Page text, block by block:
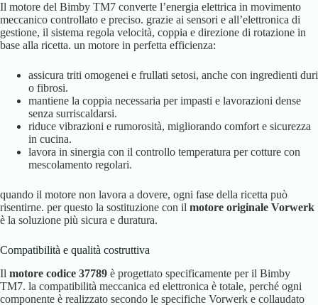
Il motore del Bimby TM7 converte l’energia elettrica in movimento
meccanico controllato e preciso. grazie ai sensori e all’elettronica di
gestione, il sistema regola velocità, coppia e direzione di rotazione in
base alla ricetta. un motore in perfetta efficienza:
assicura triti omogenei e frullati setosi, anche con ingredienti duri
o fibrosi.
mantiene la coppia necessaria per impasti e lavorazioni dense
senza surriscaldarsi.
riduce vibrazioni e rumorosità, migliorando comfort e sicurezza
in cucina.
lavora in sinergia con il controllo temperatura per cotture con
mescolamento regolari.
quando il motore non lavora a dovere, ogni fase della ricetta può
risentirne. per questo la sostituzione con il motore originale Vorwerk
è la soluzione più sicura e duratura.
Compatibilità e qualità costruttiva
Il motore codice 37789 è progettato specificamente per il Bimby
TM7. la compatibilità meccanica ed elettronica è totale, perché ogni
componente è realizzato secondo le specifiche Vorwerk e collaudato